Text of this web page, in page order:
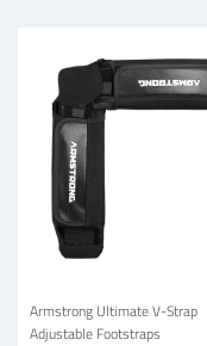
Armstrong Ultimate V-Strap
Adjustable Footstraps